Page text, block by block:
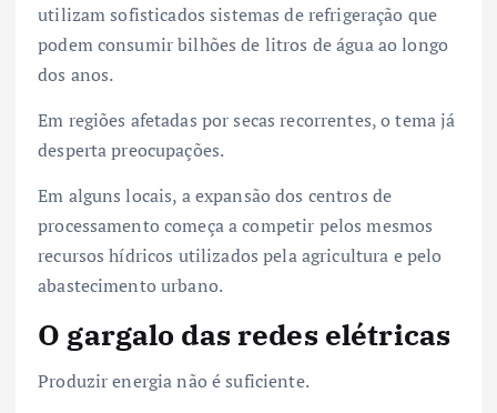
utilizam sofisticados sistemas de refrigeração que
podem consumir bilhões de litros de água ao longo
dos anos.
Em regiões afetadas por secas recorrentes, o tema já
desperta preocupações.
Em alguns locais, a expansão dos centros de
processamento começa a competir pelos mesmos
recursos hídricos utilizados pela agricultura e pelo
abastecimento urbano.
O gargalo das redes elétricas
Produzir energia não é suficiente.